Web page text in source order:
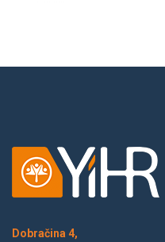
Dobračina 4,